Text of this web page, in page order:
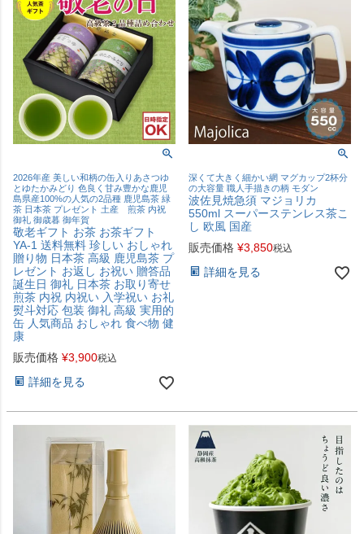
2026年産 美しい和柄の缶入りあさつゆ
とゆたかみどり 色良く甘み豊かな鹿児
島県産100%の人気の2品種 鹿児島茶 緑
茶 日本茶 プレゼント 土産 煎茶 内祝
御礼 御歳暮 御年賀
敬老ギフト お茶 お茶ギフト
YA-1 送料無料 珍しい おしゃれ
贈り物 日本茶 高級 鹿児島茶 プ
レゼント お返し お祝い 贈答品
誕生日 御礼 日本茶 お取り寄せ
煎茶 内祝 内祝い 入学祝い お礼
熨斗対応 包装 御礼 高級 実用的
缶 人気商品 おしゃれ 食べ物 健
康
販売価格 ¥3,900税込
詳細を見る
深くて大きく細かい網 マグカップ2杯分
の大容量 職人手描きの柄 モダン
波佐見焼急須 マジョリカ
550ml スーパーステンレス茶こ
し 欧風 国産
販売価格 ¥3,850税込
詳細を見る